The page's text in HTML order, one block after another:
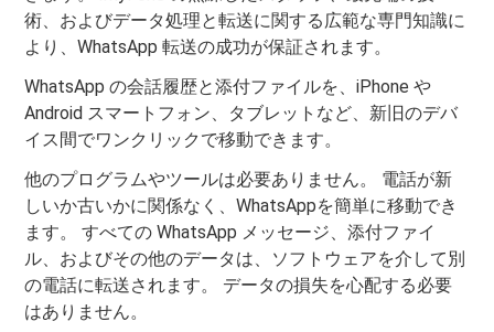
術、およびデータ処理と転送に関する広範な専門知識に
より、WhatsApp 転送の成功が保証されます。
WhatsApp の会話履歴と添付ファイルを、iPhone や
Android スマートフォン、タブレットなど、新旧のデバ
イス間でワンクリックで移動できます。
他のプログラムやツールは必要ありません。 電話が新
しいか古いかに関係なく、WhatsAppを簡単に移動でき
ます。 すべての WhatsApp メッセージ、添付ファイ
ル、およびその他のデータは、ソフトウェアを介して別
の電話に転送されます。 データの損失を心配する必要
はありません。